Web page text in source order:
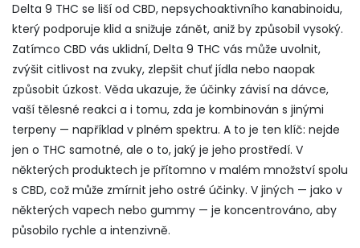
Delta 9 THC se liší od CBD, nepsychoaktivního kanabinoidu,
který podporuje klid a snižuje zánět, aniž by způsobil vysoký.
Zatímco CBD vás uklidní, Delta 9 THC vás může uvolnit,
zvýšit citlivost na zvuky, zlepšit chuť jídla nebo naopak
způsobit úzkost. Věda ukazuje, že účinky závisí na dávce,
vaší tělesné reakci a i tomu, zda je kombinován s jinými
terpeny — například v plném spektru. A to je ten klíč: nejde
jen o THC samotné, ale o to, jaký je jeho prostředí. V
některých produktech je přítomno v malém množství spolu
s CBD, což může zmírnit jeho ostré účinky. V jiných — jako v
některých vapech nebo gummy — je koncentrováno, aby
působilo rychle a intenzivně.